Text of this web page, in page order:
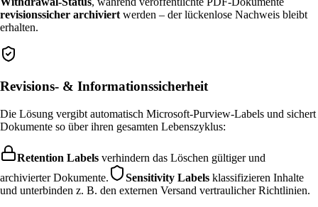
revisionssicher archiviert werden – der lückenlose Nachweis bleibt
erhalten.
Revisions- & Informationssicherheit
Die Lösung vergibt automatisch Microsoft-Purview-Labels und sichert
Dokumente so über ihren gesamten Lebenszyklus:
Retention Labels verhindern das Löschen gültiger und
archivierter Dokumente.
Sensitivity Labels klassifizieren Inhalte
und unterbinden z. B. den externen Versand vertraulicher Richtlinien.